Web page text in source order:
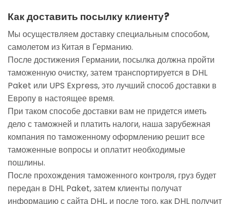
Как доставить посылку клиенту?
Мы осуществляем доставку специальным способом,
самолетом из Китая в Германию.
После достижения Германии, посылка должна пройти
таможенную очистку, затем транспортируется в DHL
Paket или UPS Express, это лучший способ доставки в
Европу в настоящее время.
При таком способе доставки вам не придется иметь
дело с таможней и платить налоги, наша зарубежная
компания по таможенному оформлению решит все
таможенные вопросы и оплатит необходимые
пошлины.
После прохождения таможенного контроля, груз будет
передан в DHL Paket, затем клиенты получат
информацию с сайта DHL, и после того, как DHL получит